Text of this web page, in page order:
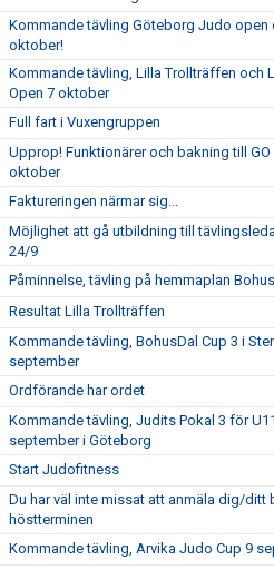
Kommande tävling Göteborg Judo open
oktober!
Kommande tävling, Lilla Trollträffen och
Open 7 oktober
Full fart i Vuxengruppen
Upprop! Funktionärer och bakning till GO
oktober
Faktureringen närmar sig...
Möjlighet att gå utbildning till
24/9
Påminnelse, tävling på hemmaplan
Resultat Lilla Trollträffen
Kommande tävling, BohusDal Cup 3 i
september
Ordförande har ordet
Kommande tävling, Judits Pokal 3 för
september i Göteborg
Start Judofitness
Du har väl inte missat att anmäla dig/ditt
höstterminen
Kommande tävling, Arvika Judo Cup 9